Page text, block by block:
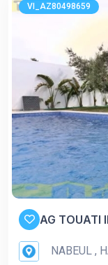
VI_AZ80498659
AG TOUATI
NABEUL ,